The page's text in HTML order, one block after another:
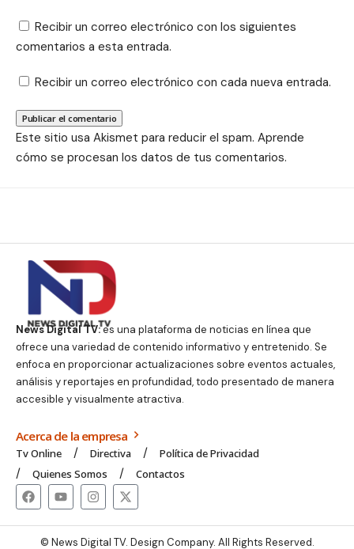
Recibir un correo electrónico con los siguientes
comentarios a esta entrada.
Recibir un correo electrónico con cada nueva entrada.
Este sitio usa Akismet para reducir el spam. Aprende
cómo se procesan los datos de tus comentarios.
News Digital TV:es una plataforma de noticias en línea que
ofrece una variedad de contenido informativo y entretenido. Se
enfoca en proporcionar actualizaciones sobre eventos actuales,
análisis y reportajes en profundidad, todo presentado de manera
accesible y visualmente atractiva.
Acerca de la empresa
Tv Online Directiva
Política de Privacidad
Quienes Somos
Contactos
© News Digital TV. Design Company. All Rights Reserved.